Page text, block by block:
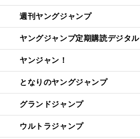
週刊ヤングジャンプ
ヤングジャンプ定期購読デジタル
ヤンジャン！
となりのヤングジャンプ
グランドジャンプ
ウルトラジャンプ